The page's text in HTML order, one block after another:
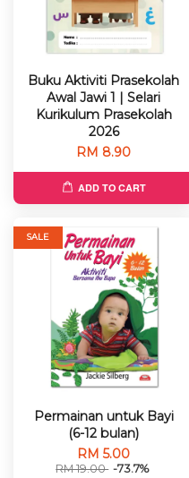
Buku Aktiviti Prasekolah
Awal Jawi 1 | Selari
Kurikulum Prasekolah
2026
RM 8.90
ADD TO CART
SALE
Permainan untuk Bayi
(6-12 bulan)
RM 5.00
RM 19.00 -73.7%